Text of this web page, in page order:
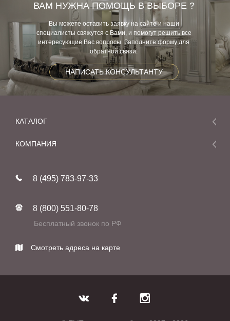
ВАМ НУЖНА ПОМОЩЬ В ВЫБОРЕ ?
Вы можете оставить заявку на сайте и наши
специалисты свяжутся с Вами, и помогут решить все
интересующие Вас вопросы. Заполните форму для
обратной связи.
НАПИСАТЬ КОНСУЛЬТАНТУ
КАТАЛОГ
Мебель
Фабрики
КОМПАНИЯ
Реставрация
Контакты
8 (495) 783-97-33
8 (800) 551-80-78
Бесплатный звонок по РФ
Смотреть адреса на карте